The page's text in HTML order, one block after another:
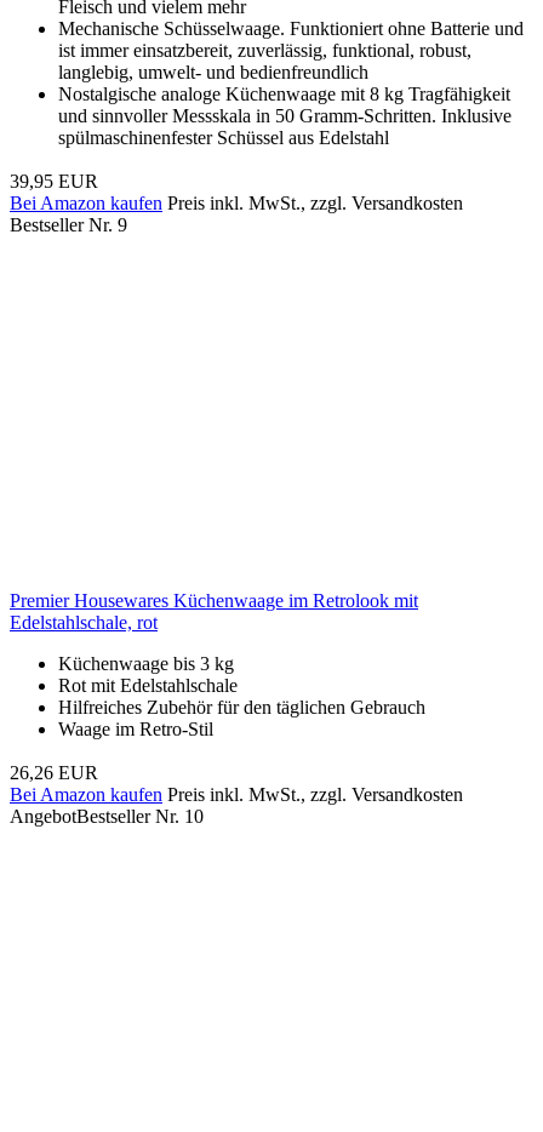
Fleisch und vielem mehr
Mechanische Schüsselwaage. Funktioniert ohne Batterie und
ist immer einsatzbereit, zuverlässig, funktional, robust,
langlebig, umwelt- und bedienfreundlich
Nostalgische analoge Küchenwaage mit 8 kg Tragfähigkeit
und sinnvoller Messskala in 50 Gramm-Schritten. Inklusive
spülmaschinenfester Schüssel aus Edelstahl
39,95 EUR
Bei Amazon kaufen Preis inkl. MwSt., zzgl. Versandkosten
Bestseller Nr. 9
Premier Housewares Küchenwaage im Retrolook mit
Edelstahlschale, rot
Küchenwaage bis 3 kg
Rot mit Edelstahlschale
Hilfreiches Zubehör für den täglichen Gebrauch
Waage im Retro-Stil
26,26 EUR
Bei Amazon kaufen Preis inkl. MwSt., zzgl. Versandkosten
AngebotBestseller Nr. 10